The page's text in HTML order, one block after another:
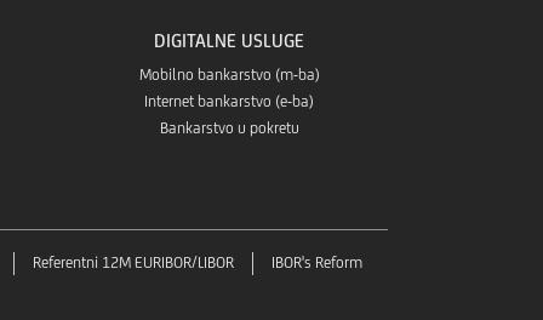
DIGITALNE USLUGE
Mobilno bankarstvo (m-ba)
Internet bankarstvo (e-ba)
Bankarstvo u pokretu
Referentni 12M EURIBOR/LIBOR
IBOR's Reform